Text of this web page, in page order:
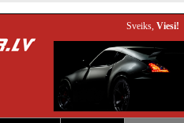
Sveiks, Viesi!